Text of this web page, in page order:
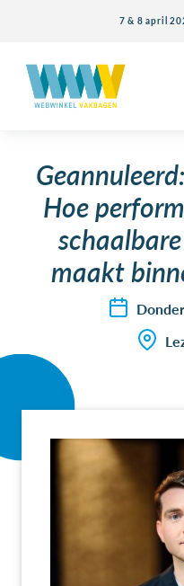
7 & 8 april
Hoe
maakt